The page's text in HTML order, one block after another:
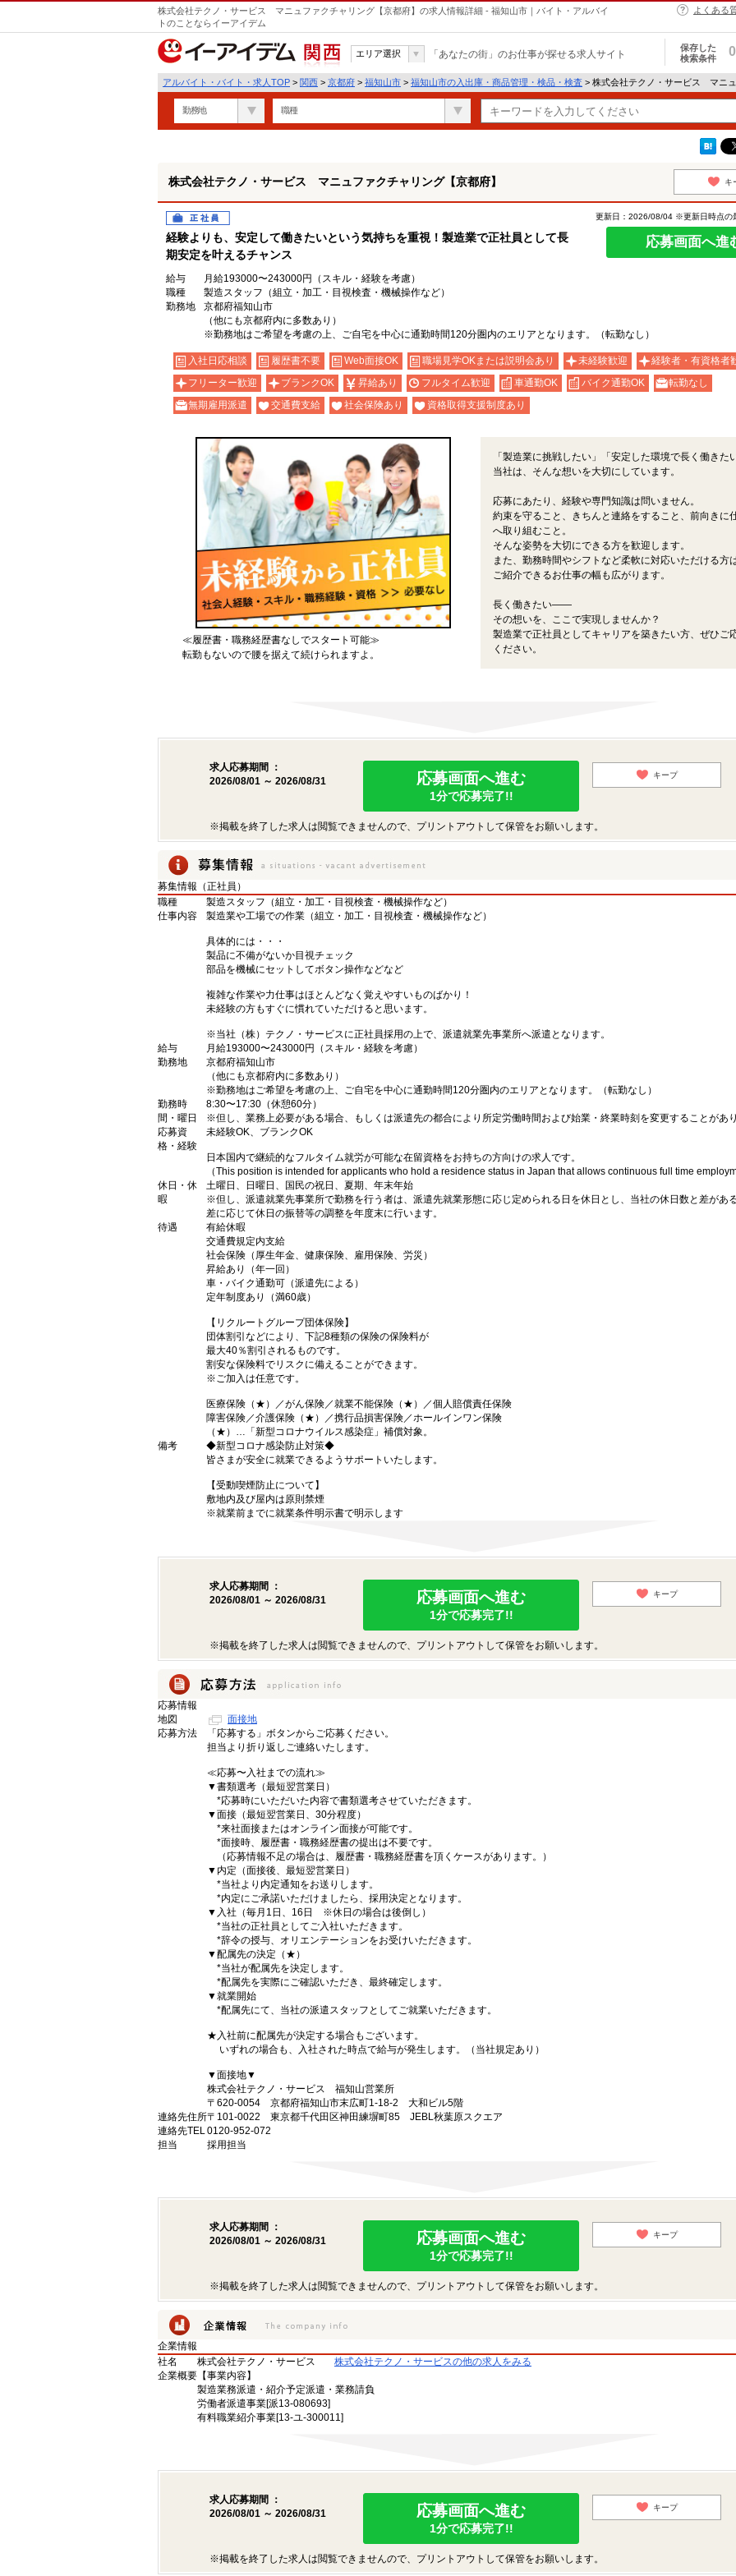
株式会社テクノ・サービス マニュファクチャリング【京都府】の求人情報詳細 - 福知山市｜バイト・アルバイ
トのことならイーアイデム
よくある
関西
エリア選択 「あなたの街」のお仕事が探せる求人サイト
保存した
検索条件
0
アルバイト・バイト・求人TOP > 関西 > 京都府 > 福知山市 > 福知山市の入出庫・商品管理・検品・検査 > 株式会社テクノ・サービス マニ
勤務地 職種
株式会社テクノ・サービス マニュファクチャリング【京都府】 キ
正社員
経験よりも、安定して働きたいという気持ちを重視！製造業で正社員として長
期安定を叶えるチャンス
更新日：2026/08/04 ※更新日時点の
応募画面へ進
給与
月給193000〜243000円（スキル・経験を考慮）
職種
製造スタッフ（組立・加工・目視検査・機械操作など）
勤務地
京都府福知山市
（他にも京都府内に多数あり）
※勤務地はご希望を考慮の上、ご自宅を中心に通勤時間120分圏内のエリアとなります。（転勤なし）
入社日応相談 履歴書不要 Web面接OK 職場見学OKまたは説明会あり 未経験歓迎
経験者・有資格者
フリーター歓迎
ブランクOK 昇給あり フルタイム歓迎 車通勤OK バイク通勤OK
転勤なし
無期雇用派遣
交通費支給 社会保険あり 資格取得支援制度あり
≪履歴書・職務経歴書なしでスタート可能≫
転勤もないので腰を据えて続けられますよ。
「製造業に挑戦したい」「安定した環境で長く働きたい
当社は、そんな想いを大切にしています。
応募にあたり、経験や専門知識は問いません。
約束を守ること、きちんと連絡をすること、前向きに
へ取り組むこと。
そんな姿勢を大切にできる方を歓迎します。
また、勤務時間やシフトなど柔軟に対応いただける方は
ご紹介できるお仕事の幅も広がります。
長く働きたい――
その想いを、ここで実現しませんか？
製造業で正社員としてキャリアを築きたい方、ぜひご
ください。
求人応募期間 ：
2026/08/01 ～ 2026/08/31
応募画面へ進む
1分で応募完了!!
キープ
※掲載を終了した求人は閲覧できませんので、プリントアウトして保管をお願いします。
募集情報（正社員）
職種
製造スタッフ（組立・加工・目視検査・機械操作など）
仕事内容
製造業や工場での作業（組立・加工・目視検査・機械操作など）
具体的には・・・
製品に不備がないか目視チェック
部品を機械にセットしてボタン操作などなど
複雑な作業や力仕事はほとんどなく覚えやすいものばかり！
未経験の方もすぐに慣れていただけると思います。
※当社（株）テクノ・サービスに正社員採用の上で、派遣就業先事業所へ派遣となります。
給与
月給193000〜243000円（スキル・経験を考慮）
勤務地
京都府福知山市
（他にも京都府内に多数あり）
※勤務地はご希望を考慮の上、ご自宅を中心に通勤時間120分圏内のエリアとなります。（転勤なし）
勤務時
間・曜日
8:30〜17:30（休憩60分）
※但し、業務上必要がある場合、もしくは派遣先の都合により所定労働時間および始業・終業時刻を変更することがあり
応募資
格・経験
未経験OK、ブランクOK
日本国内で継続的なフルタイム就労が可能な在留資格をお持ちの方向けの求人です。
（This position is intended for applicants who hold a residence status in Japan that allows continuous full time
休日・休
暇
土曜日、日曜日、国民の祝日、夏期、年末年始
※但し、派遣就業先事業所で勤務を行う者は、派遣先就業形態に応じ定められる日を休日とし、当社の休日数と差があ
差に応じて休日の振替等の調整を年度末に行います。
待遇
有給休暇
交通費規定内支給
社会保険（厚生年金、健康保険、雇用保険、労災）
昇給あり（年一回）
車・バイク通勤可（派遣先による）
定年制度あり（満60歳）
【リクルートグループ団体保険】
団体割引などにより、下記8種類の保険の保険料が
最大40％割引されるものです。
割安な保険料でリスクに備えることができます。
※ご加入は任意です。
医療保険（★）／がん保険／就業不能保険（★）／個人賠償責任保険
障害保険／介護保険（★）／携行品損害保険／ホールインワン保険
（★）…「新型コロナウイルス感染症」補償対象。
備考
◆新型コロナ感染防止対策◆
皆さまが安全に就業できるようサポートいたします。
【受動喫煙防止について】
敷地内及び屋内は原則禁煙
※就業前までに就業条件明示書で明示します
求人応募期間 ：
2026/08/01 ～ 2026/08/31
応募画面へ進む
1分で応募完了!!
キープ
※掲載を終了した求人は閲覧できませんので、プリントアウトして保管をお願いします。
応募情報
地図
面接地
応募方法
「応募する」ボタンからご応募ください。
担当より折り返しご連絡いたします。
≪応募〜入社までの流れ≫
▼書類選考（最短翌営業日）
*応募時にいただいた内容で書類選考させていただきます。
▼面接（最短翌営業日、30分程度）
*来社面接またはオンライン面接が可能です。
*面接時、履歴書・職務経歴書の提出は不要です。
（応募情報不足の場合は、履歴書・職務経歴書を頂くケースがあります。）
▼内定（面接後、最短翌営業日）
*当社より内定通知をお送りします。
*内定にご承諾いただけましたら、採用決定となります。
▼入社（毎月1日、16日 ※休日の場合は後倒し）
*当社の正社員としてご入社いただきます。
*辞令の授与、オリエンテーションをお受けいただきます。
▼配属先の決定（★）
*当社が配属先を決定します。
*配属先を実際にご確認いただき、最終確定します。
▼就業開始
*配属先にて、当社の派遣スタッフとしてご就業いただきます。
★入社前に配属先が決定する場合もございます。
いずれの場合も、入社された時点で給与が発生します。（当社規定あり）
▼面接地▼
株式会社テクノ・サービス 福知山営業所
〒620-0054 京都府福知山市末広町1-18-2 大和ビル5階
連絡先住所〒101-0022 東京都千代田区神田練塀町85 JEBL秋葉原スクエア
連絡先TEL0120-952-072
担当
採用担当
求人応募期間 ：
2026/08/01 ～ 2026/08/31
応募画面へ進む
1分で応募完了!!
キープ
※掲載を終了した求人は閲覧できませんので、プリントアウトして保管をお願いします。
企業情報
社名
株式会社テクノ・サービス
株式会社テクノ・サービスの他の求人をみる
企業概要 【事業内容】
製造業務派遣・紹介予定派遣・業務請負
労働者派遣事業[派13-080693]
有料職業紹介事業[13-ユ-300011]
求人応募期間 ：
2026/08/01 ～ 2026/08/31
応募画面へ進む
1分で応募完了!!
キープ
※掲載を終了した求人は閲覧できませんので、プリントアウトして保管をお願いします。